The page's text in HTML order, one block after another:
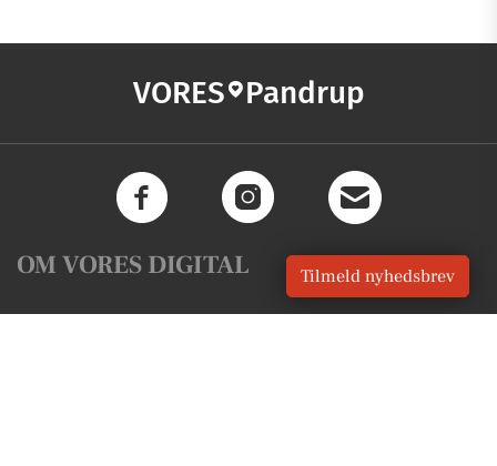
VORES Pandrup
OM VORES DIGITAL Tilmeld nyhedsbrev